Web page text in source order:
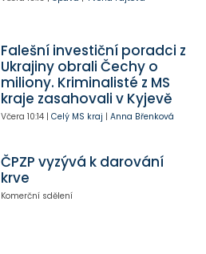
Falešní investiční poradci z
Ukrajiny obrali Čechy o
miliony. Kriminalisté z MS
kraje zasahovali v Kyjevě
Včera 10:14| Celý MS kraj | Anna Břenková
ČPZP vyzývá k darování
krve
Komerční sdělení